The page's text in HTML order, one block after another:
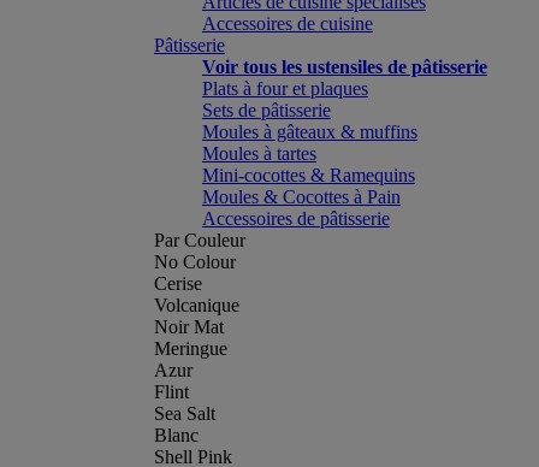
Accessoires de cuisine
Pâtisserie
Voir tous les ustensiles de pâtisserie
Plats à four et plaques
Sets de pâtisserie
Moules à gâteaux & muffins
Moules à tartes
Mini-cocottes & Ramequins
Moules & Cocottes à Pain
Accessoires de pâtisserie
Par Couleur
No Colour
Cerise
Volcanique
Noir Mat
Meringue
Azur
Flint
Sea Salt
Blanc
Shell Pink